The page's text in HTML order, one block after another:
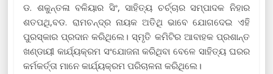
ଡ. ଶକୁନ୍ତଳା ବଳିୟାର ସିଂ, ସାହିତ୍ୟ ଚର୍ଚ୍ଚାର ସମ୍ପାଦକ ନିହାର
ଶତପଥି,ବଡ. ରାମଚନ୍ଦ୍ର ନାୟକ ଅତିଥି ଭାବେ ଯୋଗଦେଇ ଏହି
ପୁରସ୍କାର ପ୍ରଦାନ କରିଥିଲେ। ସ୍ମୃତି କମିଟିର ଆବାହକ ପ୍ରଶାନ୍ତ
ଖଣ୍ଡାୟୀ କାର୍ଯ୍ୟକ୍ରମ ସଂଯୋଜନା କରିଥିବା ବେଳେ ସାହିତ୍ୟ ଘରର
କର୍ମକର୍ତ୍ତା ମାନେ କାର୍ଯ୍ୟକ୍ରମ ପରିଚାଳନା କରିଥିଲେ।